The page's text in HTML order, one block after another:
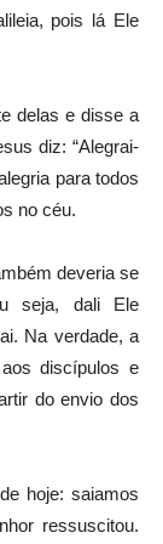
pois lá Ele
delas e disse a
diz: “Alegrai-
para todos
no céu.
deveria se
seja, dali Ele
Na verdade, a
discípulos e
do envio dos
hoje: saiamos
ressuscitou.